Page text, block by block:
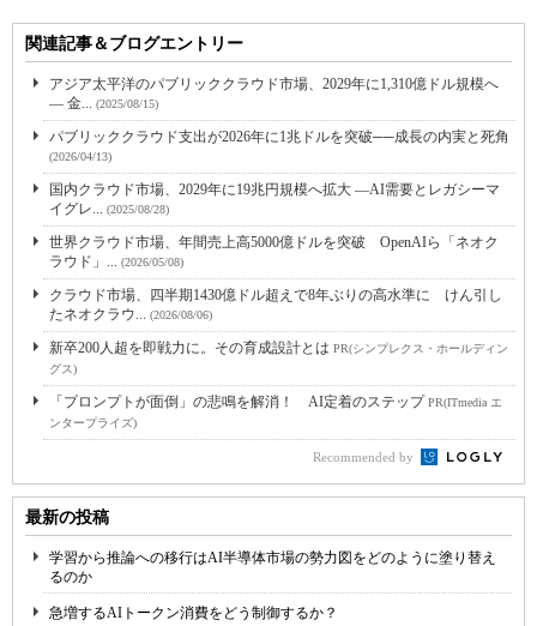
関連記事＆ブログエントリー
アジア太平洋のパブリッククラウド市場、2029年に1,310億ドル規模へ
― 金... (2025/08/15)
パブリッククラウド支出が2026年に1兆ドルを突破──成長の内実と死角
(2026/04/13)
国内クラウド市場、2029年に19兆円規模へ拡大 ―AI需要とレガシーマ
イグレ... (2025/08/28)
世界クラウド市場、年間売上高5000億ドルを突破 OpenAIら「ネオク
ラウド」... (2026/05/08)
クラウド市場、四半期1430億ドル超えで8年ぶりの高水準に けん引し
たネオクラウ... (2026/08/06)
新卒200人超を即戦力に。その育成設計とは PR(シンプレクス・ホールディン
グス)
「プロンプトが面倒」の悲鳴を解消！ AI定着のステップPR(ITmedia エ
ンタープライズ)
Recommended by
最新の投稿
学習から推論への移行はAI半導体市場の勢力図をどのように塗り替え
るのか
急増するAIトークン消費をどう制御するか？